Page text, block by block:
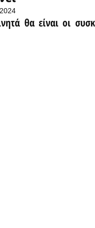
θα είναι οι